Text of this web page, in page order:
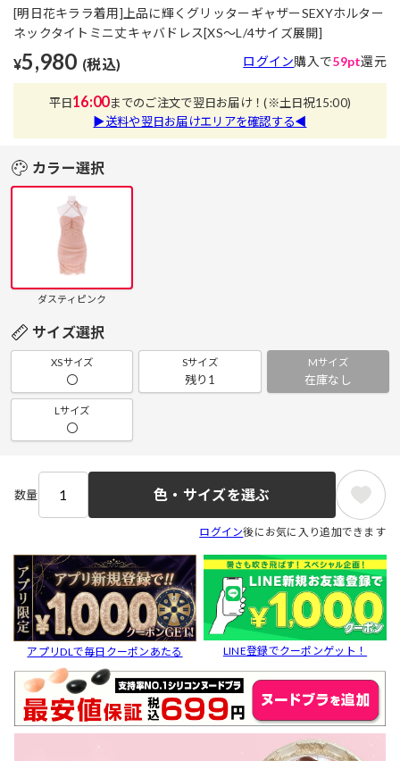
[明日花キララ着用]上品に輝くグリッターギャザーSEXYホルター
ネックタイトミニ丈キャバドレス[XS～L/4サイズ展開]
¥5,980 (税込) ログイン購入で59pt還元
平日16:00までのご注文で翌日お届け！(※土日祝15:00)
▶送料や翌日お届けエリアを確認する◀
カラー選択
ダスティピンク
サイズ選択
XSサイズ
〇
Sサイズ
残り1
Mサイズ
在庫なし
Lサイズ
〇
数量 色・サイズを選ぶ
ログイン後にお気に入り追加できます
アプリDLで毎日クーポンあたる LINE登録でクーポンゲット！